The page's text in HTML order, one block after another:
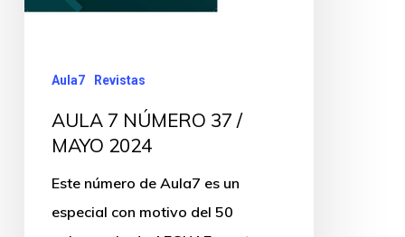
Aula7 Revistas
AULA 7 NÚMERO 37 /
MAYO 2024
Este número de Aula7 es un
especial con motivo del 50